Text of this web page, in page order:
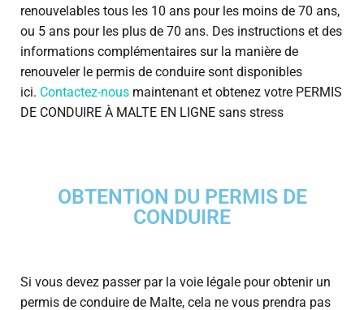
renouvelables tous les 10 ans pour les moins de 70 ans,
ou 5 ans pour les plus de 70 ans. Des instructions et des
informations complémentaires sur la manière de
renouveler le permis de conduire sont disponibles
ici. Contactez-nous maintenant et obtenez votre PERMIS
DE CONDUIRE À MALTE EN LIGNE sans stress
OBTENTION DU PERMIS DE
CONDUIRE
Si vous devez passer par la voie légale pour obtenir un
permis de conduire de Malte, cela ne vous prendra pas